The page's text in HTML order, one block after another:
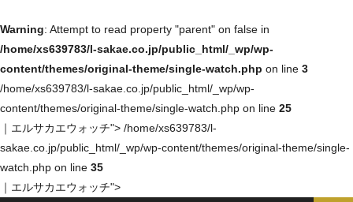
Warning: Attempt to read property "parent" on false in
/home/xs639783/l-sakae.co.jp/public_html/_wp/wp-
content/themes/original-theme/single-watch.php on line 3
/home/xs639783/l-sakae.co.jp/public_html/_wp/wp-
content/themes/original-theme/single-watch.php on line 25
｜エルサカエウォッチ"> /home/xs639783/l-
sakae.co.jp/public_html/_wp/wp-content/themes/original-theme/single-
watch.php on line 35
｜エルサカエウォッチ">